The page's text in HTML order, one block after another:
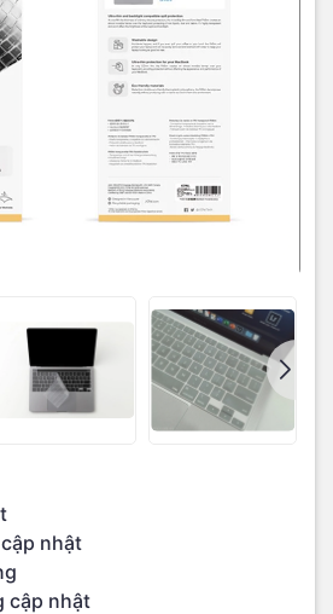
nhật
cập nhật
trò như màng chắn mỏng tàng hình
bụi bẩn, nước,… bám vào. Đèn nền của
nhờ độ trong suốt cao của tấm phủ
lót phím siêu mỏng thiết kế ôm sát
thể đóng mở gập máy thoải mái mà
pro 2020 chống trơn trượt
nét vừa khít với các phím, giữ phủ
bị xê dịch trong lúc sử dụng.